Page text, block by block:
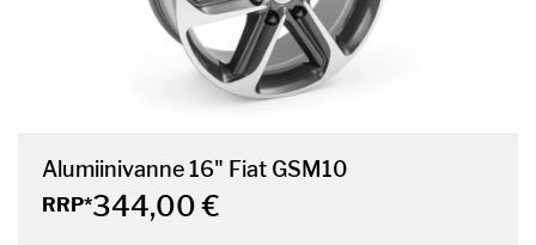
Alumiinivanne 16" Fiat GSM10
RRP*344,00 €